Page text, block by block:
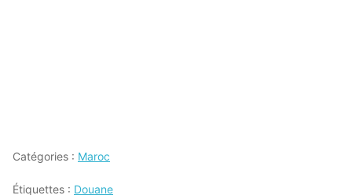
Catégories : Maroc
Étiquettes : Douane